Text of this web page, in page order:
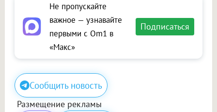
Не пропускайте
важное — узнавайте
первыми с Om1 в
«Макс»
Подписаться
Сообщить новость
Размещение рекламы